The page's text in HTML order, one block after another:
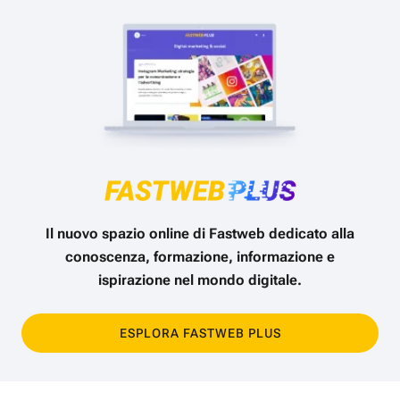
Il nuovo spazio online di Fastweb dedicato alla
conoscenza, formazione, informazione e
ispirazione nel mondo digitale.
ESPLORA FASTWEB PLUS